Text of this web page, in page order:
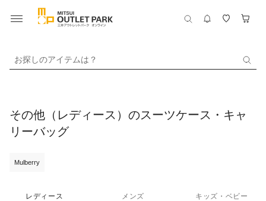
お探しのアイテムは？
その他（レディース）のスーツケース・キャ
リーバッグ
Mulberry
レディース メンズ キッズ・ベビー